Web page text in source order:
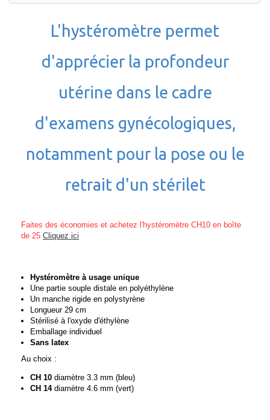
L'hystéromètre permet
d'apprécier la profondeur
utérine dans le cadre
d'examens gynécologiques,
notamment pour la pose ou le
retrait d'un stérilet
Faites des économies et achetez l'hystéromètre CH10 en boîte
de 25 Cliquez ici
Hystéromètre à usage unique
Une partie souple distale en polyéthylène
Un manche rigide en polystyrène
Longueur 29 cm
Stérilisé à l'oxyde d'éthylène
Emballage individuel
Sans latex
Au choix :
CH 10 diamètre 3.3 mm (bleu)
CH 14diamètre 4.6 mm (vert)